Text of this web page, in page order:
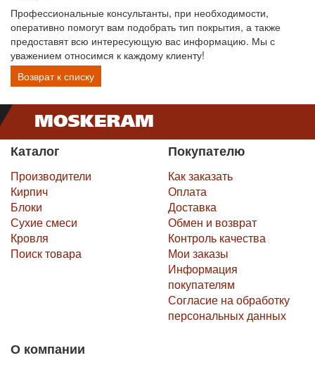
Профессиональные консультанты, при необходимости,
оперативно помогут вам подобрать тип покрытия, а также
предоставят всю интересующую вас информацию. Мы с
уважением относимся к каждому клиенту!
Возврат к списку
Каталог
Производители
Кирпич
Блоки
Сухие смеси
Кровля
Поиск товара
Покупателю
Как заказать
Оплата
Доставка
Обмен и возврат
Контроль качества
Мои заказы
Информация
покупателям
Согласие на обработку
персональных данных
О компании